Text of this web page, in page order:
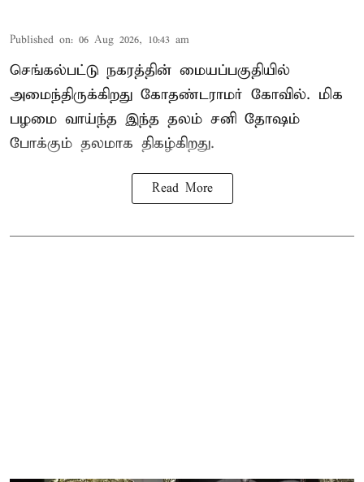
Published on: 06 Aug 2026, 10:43 am
செங்கல்பட்டு நகரத்தின் மையப்பகுதியில்
அமைந்திருக்கிறது கோதண்டராமர் கோவில். மிக
பழமை வாய்ந்த இந்த தலம் சனி தோஷம்
போக்கும் தலமாக திகழ்கிறது.
Read More